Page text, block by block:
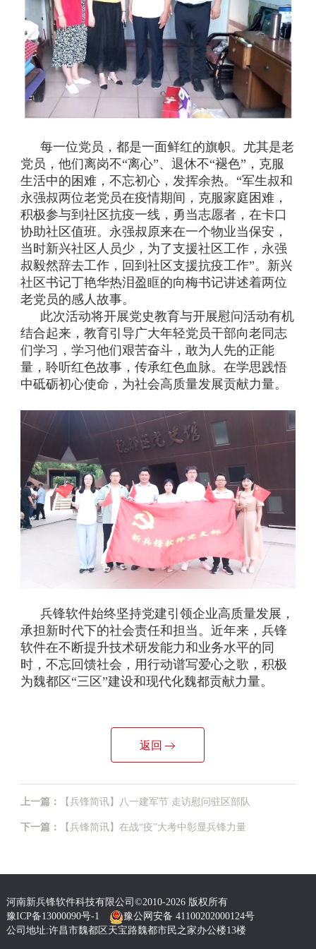
每一位党员，都是一面鲜红的旗帜。尤其是老
党员，他们离岗不“离心”、退休不“褪色”，克服
生活中的困难，不忘初心，发挥余热。“军生叔和
永强叔两位老党员在疫情期间，克服家庭困难，
积极参与到社区抗疫一线，勇当志愿者，在卡口
协助社区值班。永强叔原来在一个物业当保安，
当时新兴社区人员少，为了支援社区工作，永强
叔毅然辞去工作，回到社区支援抗疫工作”。新兴
社区书记丁艳华热泪盈眶的向梅书记讲述着两位
老党员的感人故事。
此次活动将开展党史教育与开展慰问活动有机
结合起来，教育引导广大年轻党员干部向老同志
们学习，学习他们艰苦奋斗，敢为人先的正能
量，聆听红色故事，传承红色血脉。在学思践悟
中砥砺初心使命，为社会高质量发展贡献力量。
兵锋软件始终坚持党建引领企业高质量发展，
承担新时代下的社会责任和担当。近年来，兵锋
软件在不断提升技术研发能力和业务水平的同
时，不忘回馈社会，用行动谱写爱心之歌，积极
为魏都区“三区”建设和现代化魏都贡献力量。
返回
上一篇： 【兵锋简讯】八一建军节 走访慰问驻区部队
下一篇： 【兵锋简讯】在战“疫”大考中彰显兵锋力量
河南新兵锋软件科技有限公司©2010-2026 版权所有
豫ICP备13000090号-1
豫公网安备 41100202000124号
公司地址:许昌市魏都区天宝路魏都市民之家办公楼13楼